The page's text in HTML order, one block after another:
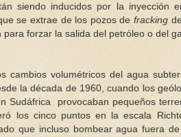
siendo inducidos por la inyección
se extrae de los pozos de fracking
forzar la salida del petróleo o del
cambios volumétricos del agua
la década de 1960, cuando los
Sudáfrica provocaban pequeños
los cinco puntos en la escala
que incluso bombear agua fuera